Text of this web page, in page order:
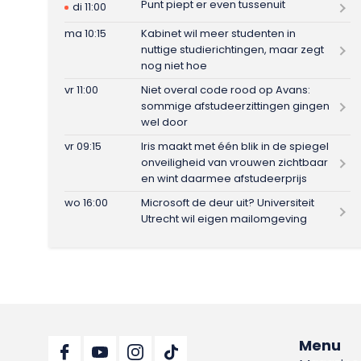
di 11:00
Punt piept er even tussenuit
ma 10:15
Kabinet wil meer studenten in
nuttige studierichtingen, maar zegt
nog niet hoe
vr 11:00
Niet overal code rood op Avans:
sommige afstudeerzittingen gingen
wel door
vr 09:15
Iris maakt met één blik in de spiegel
onveiligheid van vrouwen zichtbaar
en wint daarmee afstudeerprijs
wo 16:00
Microsoft de deur uit? Universiteit
Utrecht wil eigen mailomgeving
Menu